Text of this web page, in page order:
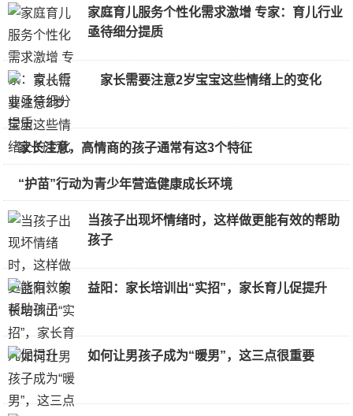
家庭育儿服务个性化需求激增 专家：育儿行业
亟待细分提质
家长需要注意2岁宝宝这些情绪上的变化
家长注意，高情商的孩子通常有这3个特征
“护苗”行动为青少年营造健康成长环境
当孩子出现坏情绪时，这样做更能有效的帮助
孩子
益阳：家长培训出“实招”，家长育儿促提升
如何让男孩子成为“暖男”，这三点很重要